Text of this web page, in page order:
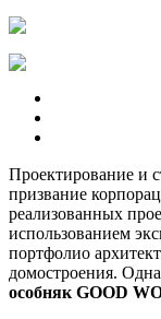
Проектирование и
призвание
реализованных
использованием
портфолио
домостроения.
особняк GOOD